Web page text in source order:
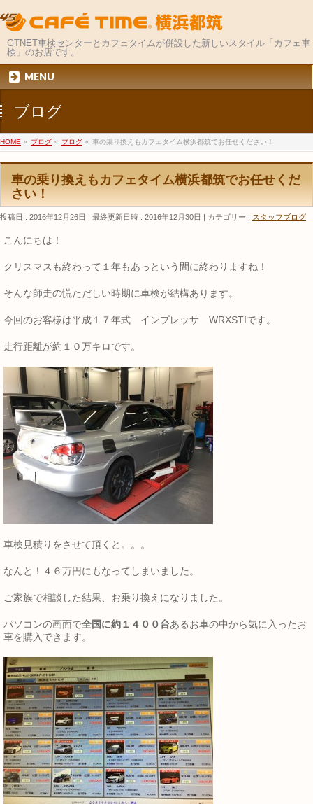
GTNET車検センターとカフェタイムが併設した新しいスタイル「カフェ車
検」のお店です。
MENU
ブログ
HOME » ブログ » ブログ » 車の乗り換えもカフェタイム横浜都筑でお任せください！
車の乗り換えもカフェタイム横浜都筑でお任せくだ
さい！
投稿日 : 2016年12月26日 最終更新日時 : 2016年12月30日 カテゴリー : スタッフブログ
こんにちは！
クリスマスも終わって１年もあっという間に終わりますね！
そんな師走の慌ただしい時期に車検が結構あります。
今回のお客様は平成１７年式 インプレッサ WRXSTIです。
走行距離が約１０万キロです。
車検見積りをさせて頂くと。。。
なんと！４６万円にもなってしまいました。
ご家族で相談した結果、お乗り換えになりました。
パソコンの画面で全国に約１４００台あるお車の中から気に入ったお
車を購入できます。